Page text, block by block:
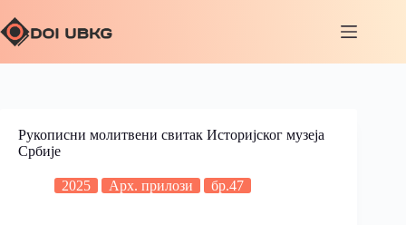
Рукописни молитвени свитак Историјског музеја
Србије
2025 Арх. прилози бр.47